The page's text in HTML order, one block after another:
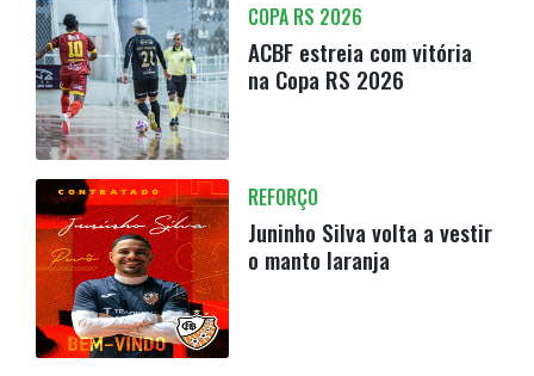
COPA RS 2026
ACBF estreia com vitória
na Copa RS 2026
REFORÇO
Juninho Silva volta a vestir
o manto laranja